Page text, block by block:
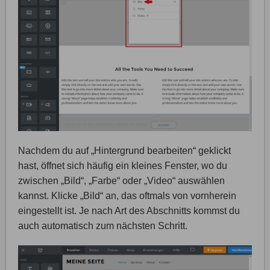
Nachdem du auf „Hintergrund bearbeiten“ geklickt
hast, öffnet sich häufig ein kleines Fenster, wo du
zwischen „Bild“, „Farbe“ oder „Video“ auswählen
kannst. Klicke „Bild“ an, das oftmals von vornherein
eingestellt ist. Je nach Art des Abschnitts kommst du
auch automatisch zum nächsten Schritt.